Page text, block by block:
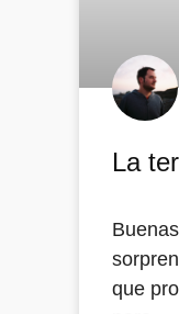
La
que